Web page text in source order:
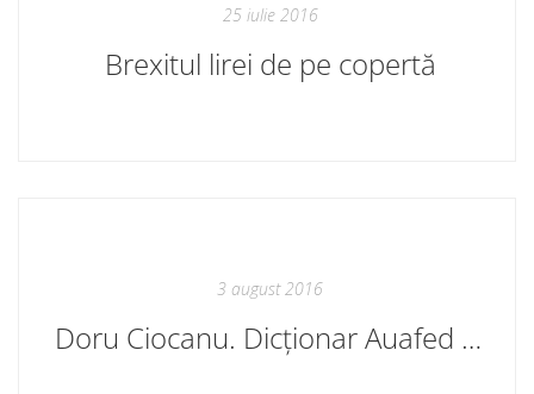
25 iulie 2016
Brexitul lirei de pe copertă
3 august 2016
Doru Ciocanu. Dicționar Auafed 3. În curând